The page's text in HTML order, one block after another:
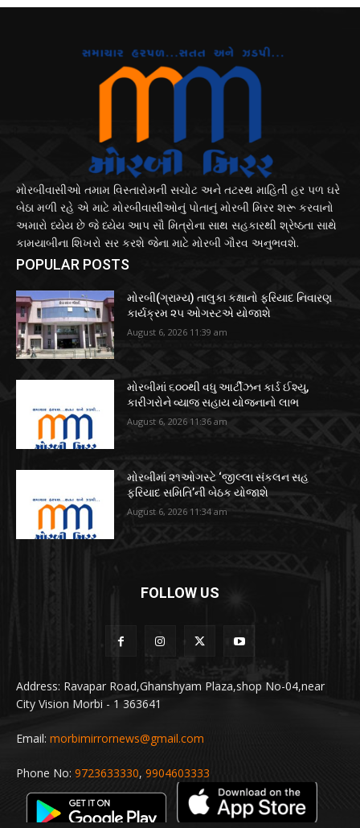
મોરબીવાસીઓ તમામ વિસ્તારોમની સચોટ અને તટસ્થ માહિતી હર પળ ઘરે
બેઠા મળી રહે એ માટે મોરબીવાસીઓનું પોતાનું મોરબી મિરર શરૂ કરવાનો
અમારો ધ્યેય છે જે ધ્યેય આપ સૌ મિત્રોના સાથ સહકારથી શ્રેષ્ઠતા સાથે
કામયાબીના શિખરો સર કરશે જેના માટે મોરબી ગૌરવ અનુભવશે.
POPULAR POSTS
મોરબી(ગ્રામ્ય) તાલુકા કક્ષાનો ફરિયાદ નિવારણ
કાર્યક્રમ ૨૫ ઓગસ્ટએ યોજાશે
August 6, 2026 11:39 am
મોરબીમાં ૬૦૦થી વધુ આર્ટીઝન કાર્ડ ઈશ્યુ,
કારીગરોને વ્યાજ સહાય યોજનાનો લાભ
August 6, 2026 11:36 am
મોરબીમાં ૨૧ઓગસ્ટે ‘જીલ્લા સંકલન સહ
ફરિયાદ સમિતિ’ની બેઠક યોજાશે
August 6, 2026 11:34 am
FOLLOW US
Address: Ravapar Road,Ghanshyam Plaza,shop No-04,near
City Vision Morbi - 1 363641
Email: morbimirrornews@gmail.com
Phone No: 9723633330, 9904603333